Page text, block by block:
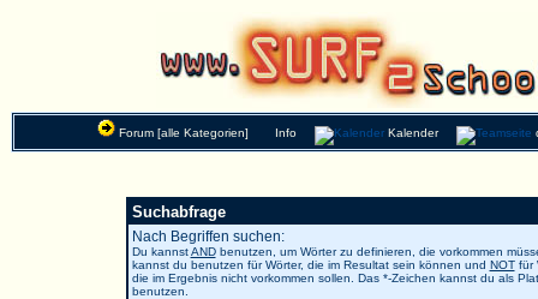
Forum [alle Kategorien] Info Kalender
Suchabfrage
Nach Begriffen suchen:
Du kannstANDbenutzen, um Wörter zu definieren, die vorkommen
kannst du benutzen für Wörter, die im Resultat sein können und NOTfür
die im Ergebnis nicht vorkommen sollen. Das *-Zeichen kannst du als
benutzen.